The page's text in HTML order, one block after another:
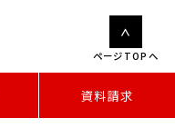
資料請求
ページTOPへ